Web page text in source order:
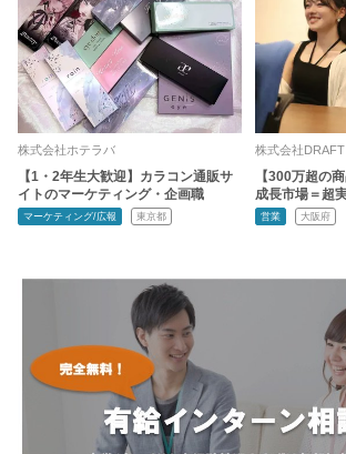
株式会社ホテラバ
【1・2年生大歓迎】カラコン通販サ
イトのマーケティング・企画職
マーケティング/広報 東京都
株式会社DRAFT
【300万超の
成長市場＝超
営業 大阪府